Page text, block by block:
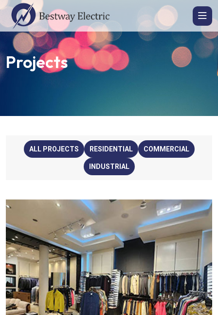
Projects
ALL PROJECTS RESIDENTIAL COMMERCIAL
INDUSTRIAL